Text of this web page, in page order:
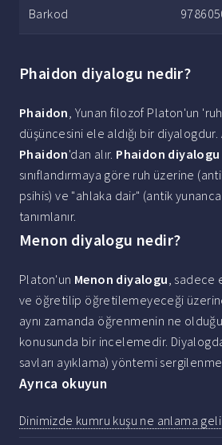
Barkod
Phaidon diyalogu nedir?
Phaidon, Yunan filozof Platon'un
düşüncesini ele aldığı bir diyalogdur.
Phaidon'dan alır. Phaidon diyalogu
sınıflandırmaya göre ruh üzerine
psihis) ve "ahlaka dair" (antik
tanımlanır.
Menon diyalogu nedir?
Platon'un Menon diyalogu, sadece
ve öğretilip öğretilemeyeceği
aynı zamanda öğrenmenin ne
konusunda bir incelemedir.
savları ayıklama) yöntemi
Ayrıca okuyun
Dinimizde kumru kuşu ne anlama